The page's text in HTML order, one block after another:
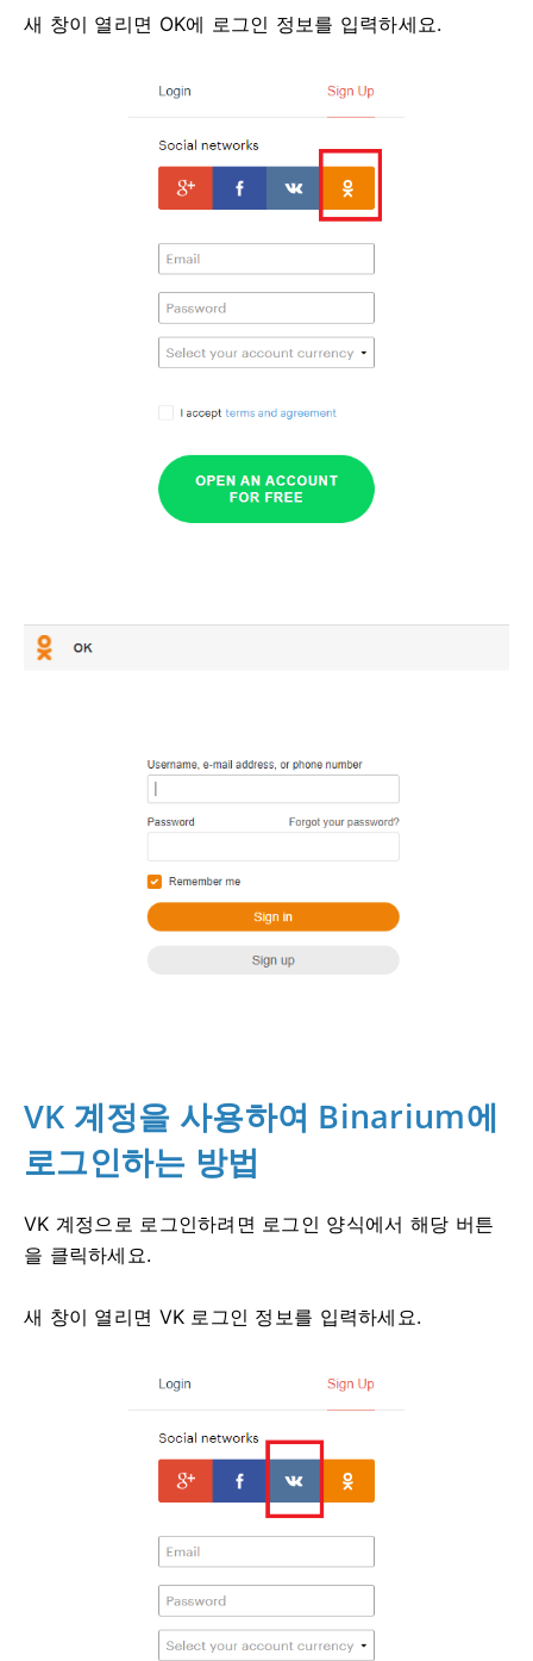
새 창이 열리면 OK에 로그인 정보를 입력하세요.
VK 계정을 사용하여 Binarium에
로그인하는 방법
VK 계정으로 로그인하려면 로그인 양식에서 해당 버튼
을 클릭하세요.
새 창이 열리면 VK 로그인 정보를 입력하세요.